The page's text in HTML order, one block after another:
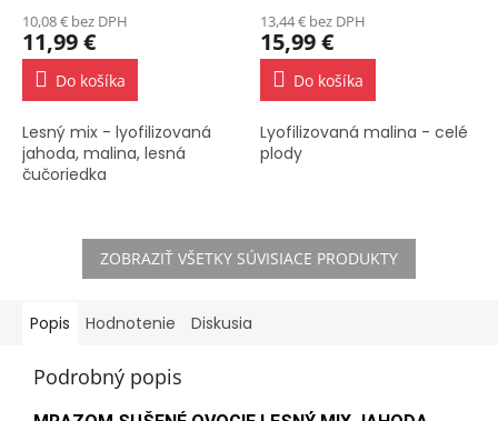
produktu
je
5,0
hviezdičiek.
10,08 € bez DPH
11,99 €
Do košíka
Lesný mix - lyofilizovaná
jahoda, malina, lesná
čučoriedka
produktu
je
5,0
hviezdičiek.
13,44 € bez DPH
15,99 €
Do košíka
Lyofilizovaná malina - celé
plody
ZOBRAZIŤ VŠETKY SÚVISIACE PRODUKTY
Popis Hodnotenie Diskusia
Podrobný popis